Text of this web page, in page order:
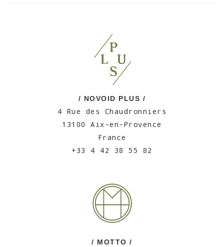
/ NOVOID PLUS /
4 Rue des Chaudronniers
13100 Aix-en-Provence
France
+33 4 42 38 55 82
/ MOTTO /